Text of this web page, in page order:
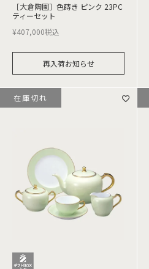
［大倉陶園］色蒔き ピンク 23PC
ティーセット
¥407,000税込
再入荷お知らせ
在庫切れ